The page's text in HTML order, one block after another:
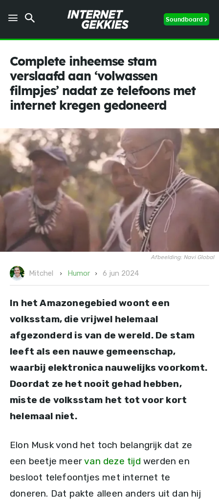
Soundboard
Complete inheemse stam
verslaafd aan ‘volwassen
filmpjes’ nadat ze telefoons met
internet kregen gedoneerd
Afbeelding: Navi Global
Mitchel Humor 6 jun 2024
In het Amazonegebied woont een
volksstam, die vrijwel helemaal
afgezonderd is van de wereld. De stam
leeft als een nauwe gemeenschap,
waarbij elektronica nauwelijks voorkomt.
Doordat ze het nooit gehad hebben,
miste de volksstam het tot voor kort
helemaal niet.
Elon Musk vond het toch belangrijk dat ze
een beetje meervan deze tijd werden en
besloot telefoontjes met internet te
doneren. Dat pakte alleen anders uit dan hij